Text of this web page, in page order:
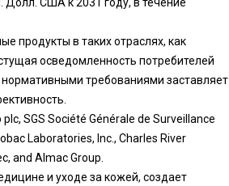
продукты в таких отраслях, как
осведомленность потребителей
требованиями заставляет
SGS Société Générale de Surveillance
Laboratories, Inc., Charles River
and Almac Group.
и уходе за кожей, создает